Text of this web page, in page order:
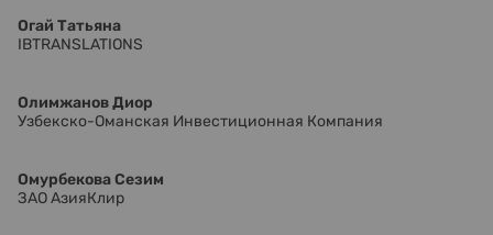
Огай Татьяна
IBTRANSLATIONS
Олимжанов Диор
Узбекско-Оманская Инвестиционная Компания
Омурбекова Сезим
ЗАО АзияКлир